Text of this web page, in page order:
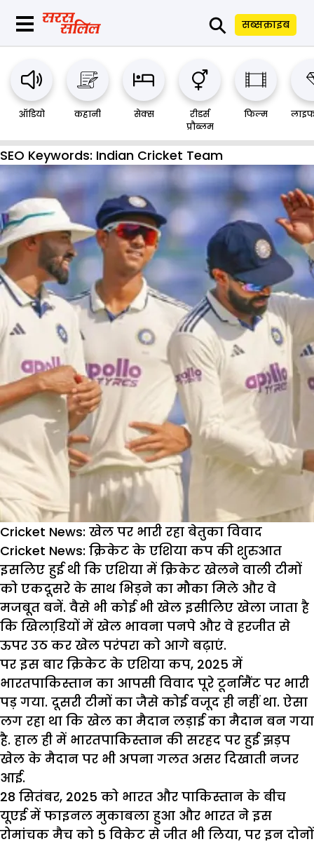
⚲ सब्सक्राइब
ऑडियो कहानी सेक्स
रीडर्स
प्रौब्लम
फिल्म
SEO Keywords: Indian Cricket Team
Cricket News: खेल पर भारी रहा बेतुका विवाद
Cricket News: क्रिकेट के एशिया कप की शुरुआत
इसलिए हुई थी कि एशिया में क्रिकेट खेलने वाली टीमों
को एकदूसरे के साथ भिड़ने का मौका मिले और वे
मजबूत बनें. वैसे भी कोई भी खेल इसीलिए खेला जाता है
कि खिलाडि़यों में खेल भावना पनपे और वे हरजीत से
ऊपर उठ कर खेल परंपरा को आगे बढ़ाएं.
पर इस बार क्रिकेट के एशिया कप, 2025 में
भारतपाकिस्तान का आपसी विवाद पूरे टूर्नामैंट पर भारी
पड़ गया. दूसरी टीमों का जैसे कोई वजूद ही नहीं था. ऐसा
लग रहा था कि खेल का मैदान लड़ाई का मैदान बन गया
है. हाल ही में भारतपाकिस्तान की सरहद पर हुई झड़प
खेल के मैदान पर भी अपना गलत असर दिखाती नजर
आई.
28 सितंबर, 2025 को भारत और पाकिस्तान के बीच
यूएई में फाइनल मुकाबला हुआ और भारत ने इस
रोमांचक मैच को 5 विकेट से जीत भी लिया, पर इन दोनों